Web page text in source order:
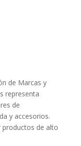
de Marcas y
representa
de
y accesorios.
de alto